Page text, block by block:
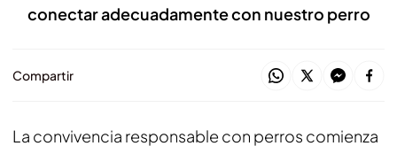
conectar adecuadamente con nuestro perro
Compartir
La convivencia responsable con perros comienza